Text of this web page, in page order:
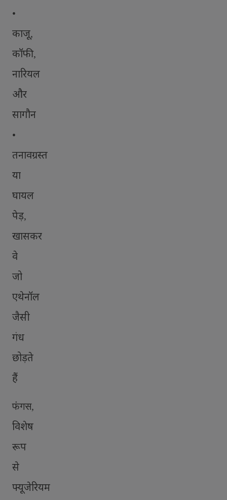
•
काजू,
कॉफी,
नारियल
और
सागौन
•
तनावग्रस्त
या
घायल
पेड़,
खासकर
वे
जो
एथेनॉल
जैसी
गंध
छोड़ते
हैं
फंगस,
विशेष
रूप
से
फ्यूजेरियम